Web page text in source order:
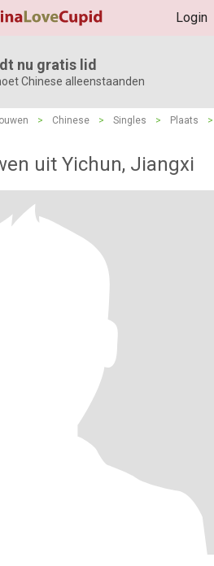
Login
nu gratis lid
Chinese alleenstaanden
> Chinese > Singles > Plaats
>
uit Yichun, Jiangxi